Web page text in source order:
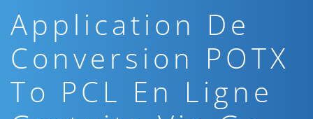
Application De
Conversion POTX
To PCL En Ligne